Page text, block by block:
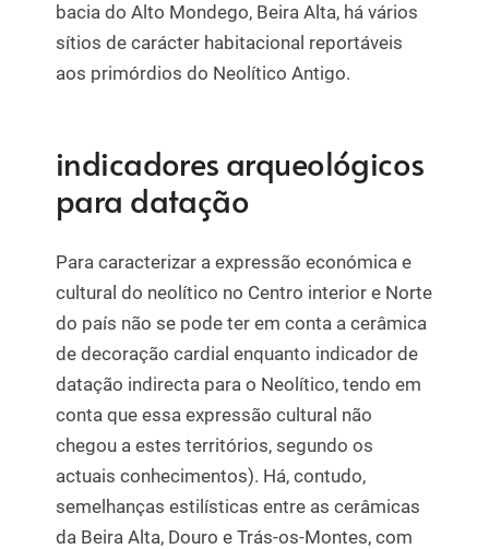
bacia do Alto Mondego, Beira Alta, há vários
sítios de carácter habitacional reportáveis
aos primórdios do Neolítico Antigo.
indicadores arqueológicos
para datação
Para caracterizar a expressão económica e
cultural do neolítico no Centro interior e Norte
do país não se pode ter em conta a cerâmica
de decoração cardial enquanto indicador de
datação indirecta para o Neolítico, tendo em
conta que essa expressão cultural não
chegou a estes territórios, segundo os
actuais conhecimentos). Há, contudo,
semelhanças estilísticas entre as cerâmicas
da Beira Alta, Douro e Trás-os-Montes, com